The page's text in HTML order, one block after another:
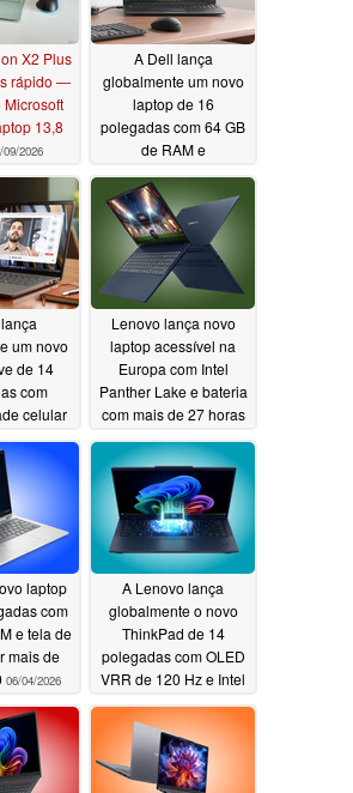
X2 Plus
rápido —
13,8
09/2026
A Dell lança
globalmente um novo
laptop de 16
polegadas com 64 GB
de RAM e
Zen 506/05/2026
um novo
de 14
com
celular
2026
Lenovo lança novo
laptop acessível na
Europa com Intel
Panther Lake e bateria
com mais de 27 horas
06/04/2026
laptop
com
e tela de
mais de
06/04/2026
A Lenovo lança
globalmente o novo
ThinkPad de 14
polegadas com OLED
VRR de 120 Hz e Intel
06/04/2026